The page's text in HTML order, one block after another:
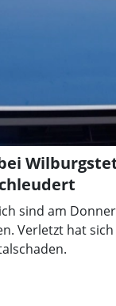
sind am
Verletzt hat